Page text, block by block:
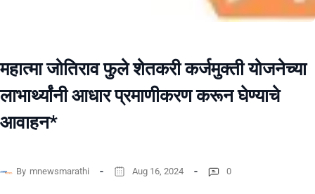
महात्मा जोतिराव फुले शेतकरी कर्जमुक्ती योजनेच्या
लाभार्थ्यांनी आधार प्रमाणीकरण करून घेण्याचे
आवाहन*
By mnewsmarathi Aug 16, 2024 0